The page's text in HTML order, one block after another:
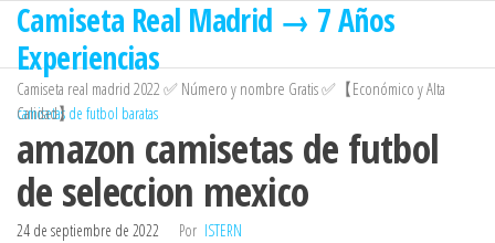
Saltar
contenido
Camiseta Real Madrid → 7 Años
Experiencias
Camiseta real madrid 2022 ✅ Número y nombre Gratis ✅【Económico y Alta
Calidad】
camisetas de futbol baratas
amazon camisetas de futbol
de seleccion mexico
24 de septiembre de 2022 Por ISTERN